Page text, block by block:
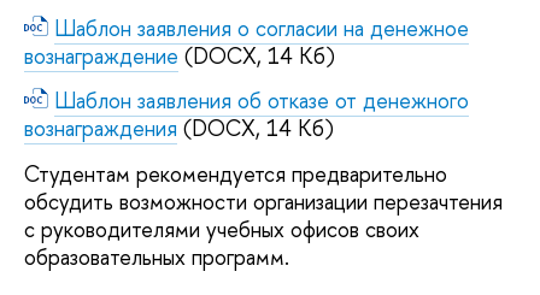
Шаблон заявления о согласии на денежное
вознаграждение (DOCX, 14 Кб)
Шаблон заявления об отказе от денежного
вознаграждения (DOCX, 14 Кб)
Студентам рекомендуется предварительно
обсудить возможности организации перезачтения
с руководителями учебных офисов своих
образовательных программ.